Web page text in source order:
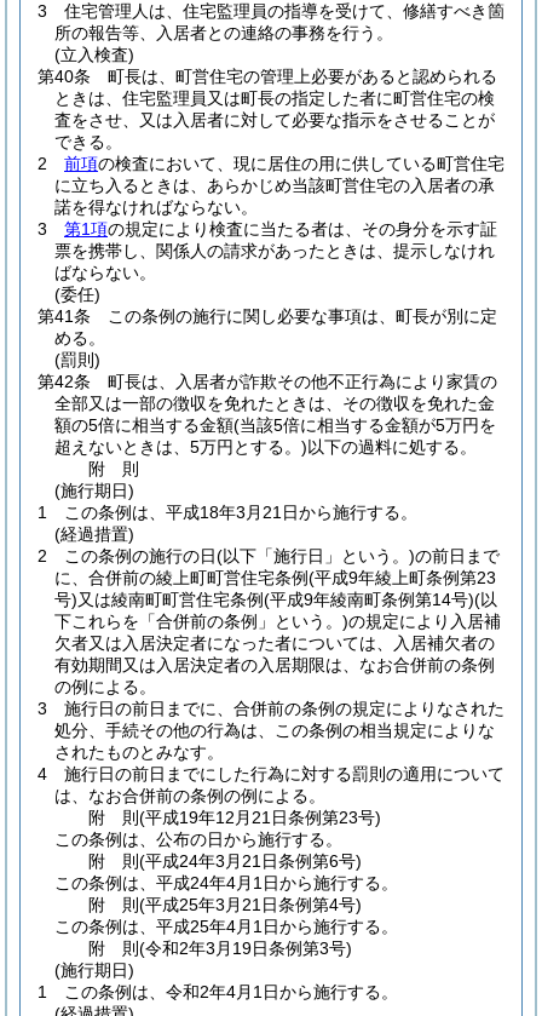
3
住宅管理人は、住宅監理員の指導を受けて、修繕すべき箇
所の報告等、入居者との連絡の事務を行う。
(立入検査)
第40条
町長は、町営住宅の管理上必要があると認められる
ときは、住宅監理員又は町長の指定した者に町営住宅の検
査をさせ、又は入居者に対して必要な指示をさせることが
できる。
2
前項の検査において、現に居住の用に供している町営住宅
に立ち入るときは、あらかじめ当該町営住宅の入居者の承
諾を得なければならない。
3
第1項の規定により検査に当たる者は、その身分を示す証
票を携帯し、関係人の請求があったときは、提示しなけれ
ばならない。
(委任)
第41条
この条例の施行に関し必要な事項は、町長が別に定
める。
(罰則)
第42条
町長は、入居者が詐欺その他不正行為により家賃の
全部又は一部の徴収を免れたときは、その徴収を免れた金
額の5倍に相当する金額(当該5倍に相当する金額が5万円を
超えないときは、5万円とする。)以下の過料に処する。
附 則
(施行期日)
1
この条例は、平成18年3月21日から施行する。
(経過措置)
2
この条例の施行の日(以下「施行日」という。)の前日まで
に、合併前の綾上町町営住宅条例(平成9年綾上町条例第23
号)又は綾南町町営住宅条例(平成9年綾南町条例第14号)(以
下これらを「合併前の条例」という。)の規定により入居補
欠者又は入居決定者になった者については、入居補欠者の
有効期間又は入居決定者の入居期限は、なお合併前の条例
の例による。
3
施行日の前日までに、合併前の条例の規定によりなされた
処分、手続その他の行為は、この条例の相当規定によりな
されたものとみなす。
4
施行日の前日までにした行為に対する罰則の適用について
は、なお合併前の条例の例による。
附 則(平成19年12月21日条例第23号)
この条例は、公布の日から施行する。
附 則(平成24年3月21日条例第6号)
この条例は、平成24年4月1日から施行する。
附 則(平成25年3月21日条例第4号)
この条例は、平成25年4月1日から施行する。
附 則(令和2年3月19日条例第3号)
(施行期日)
1
この条例は、令和2年4月1日から施行する。